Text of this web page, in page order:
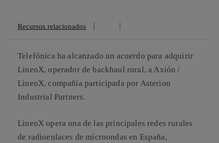
Recursos relacionados
Telefónica ha alcanzado un acuerdo para adquirir
LineoX, operador de backhaul rural, a Axión /
LineoX, compañía participada por Asterion
Industrial Partners.
LineoX opera una de las principales redes rurales
de radioenlaces de microondas en España,